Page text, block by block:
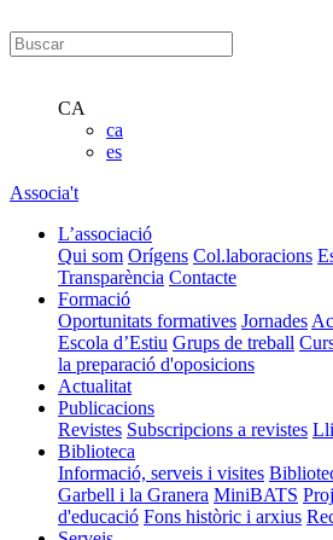
CA
ca
es
Associa't
L’associació
Qui som Orígens Col.laboracions
Transparència Contacte
Formació
Oportunitats formatives Jornades
Escola d’Estiu Grups de treball
la preparació d'oposicions
Actualitat
Publicacions
Revistes Subscripcions a revistes
Biblioteca
Informació, serveis i visites
Garbell i la Granera MiniBATS
d'educació Fons històric i arxius